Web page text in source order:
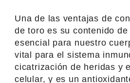
Una de las ventajas de
de toro es su contenido
esencial para nuestro
vital para el sistema
cicatrización de heridas y
celular, y es un